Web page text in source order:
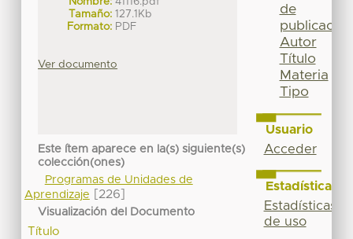
Tamaño: 127.1Kb
Formato: PDF
Ver documento
Este ítem aparece en la(s) siguiente(s)
colección(ones)
Programas de Unidades de
Aprendizaje
[226]
Visualización del Documento
Título
de
publicación
Autor
Título
Materia
Tipo
Usuario
Acceder
Estadísticas
Estadísticas
de uso